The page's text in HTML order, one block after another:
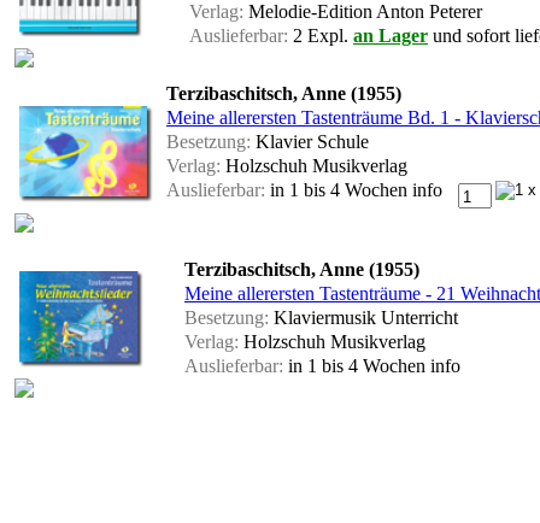
Verlag: Melodie-Edition Anton Peterer
Auslieferbar: 2 Expl. an Lager und sofort
Terzibaschitsch, Anne (1955)
Meine allerersten Tastenträume Bd. 1 -
Besetzung: Klavier Schule
Verlag: Holzschuh Musikverlag
Auslieferbar: in 1 bis 4 Wochen info
Terzibaschitsch, Anne (1955)
Meine allerersten Tastenträume - 21
Besetzung: Klaviermusik Unterricht
Verlag: Holzschuh Musikverlag
Auslieferbar: in 1 bis 4 Wochen info